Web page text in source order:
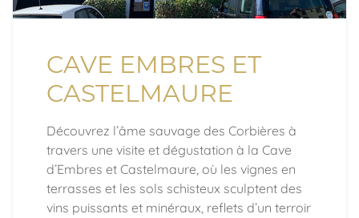
CAVE EMBRES ET
CASTELMAURE
Découvrez l’âme sauvage des Corbières à
travers une visite et dégustation à la Cave
d’Embres et Castelmaure, où les vignes en
terrasses et les sols schisteux sculptent des
vins puissants et minéraux, reflets d’un terroir